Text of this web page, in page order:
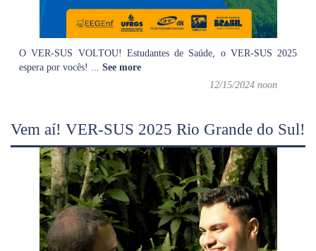
O VER-SUS VOLTOU! Estudantes de Saúde, o VER-SUS 2025
espera por vocês! ... See more
12/15/2024 noon
Vem aí! VER-SUS 2025 Rio Grande do Sul!